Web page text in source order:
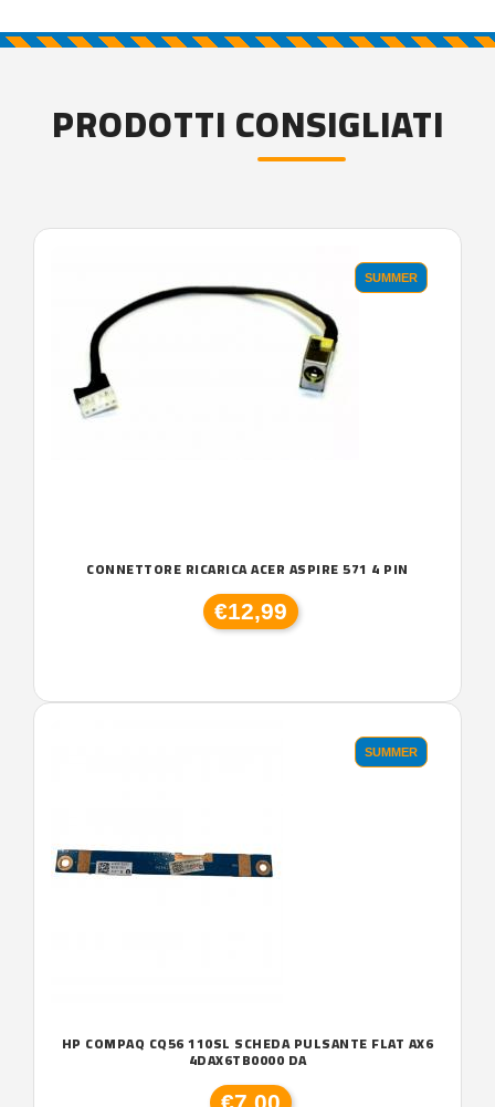
PRODOTTI CONSIGLIATI
SUMMER
CONNETTORE RICARICA ACER ASPIRE 571 4 PIN
€12,99
SUMMER
HP COMPAQ CQ56 110SL SCHEDA PULSANTE FLAT AX6
4DAX6TB0000 DA